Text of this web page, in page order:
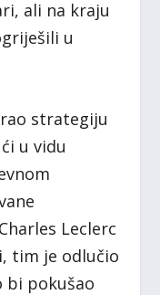
ali na kraju
u
strategiju
u vidu
Leclerc
tim je odlučio
bi pokušao